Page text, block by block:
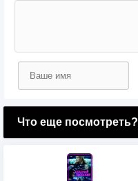
Что еще посмотреть?